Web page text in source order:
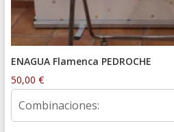
ENAGUA Flamenca PEDROCHE
50,00 €
Combinaciones: